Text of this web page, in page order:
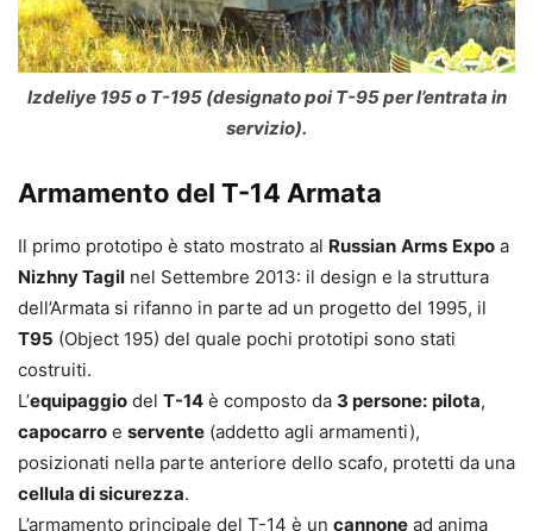
Izdeliye 195 o T-195 (designato poi T-95 per l’entrata in
servizio).
Armamento del T-14 Armata
Il primo prototipo è stato mostrato al Russian Arms Expo a
Nizhny Tagil nel Settembre 2013: il design e la struttura
dell’Armata si rifanno in parte ad un progetto del 1995, il
T95 (Object 195) del quale pochi prototipi sono stati
costruiti.
L’equipaggio del T-14 è composto da 3 persone: pilota,
capocarro e servente (addetto agli armamenti),
posizionati nella parte anteriore dello scafo, protetti da una
cellula di sicurezza.
L’armamento principale del T-14 è un cannone ad anima